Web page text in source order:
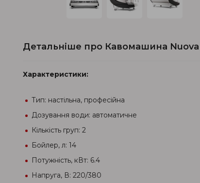
Детальніше про Кавомашина Nuova
Характеристики:
Тип: настільна, професійна
Дозування води: автоматичне
Кількість груп: 2
Бойлер, л: 14
Потужність, кВт: 6.4
Напруга, В: 220/380